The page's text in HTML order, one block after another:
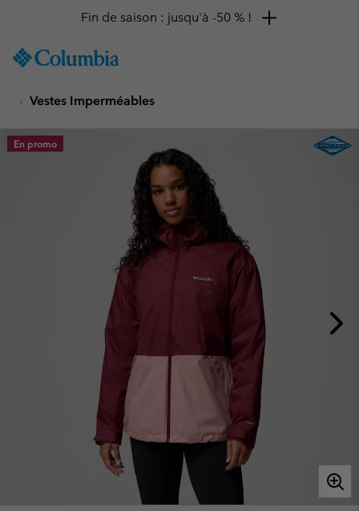
TO
SKIP
MAIN
NAV
Fin de saison : jusqu'à -50 % !
Vestes Imperméables
En promo